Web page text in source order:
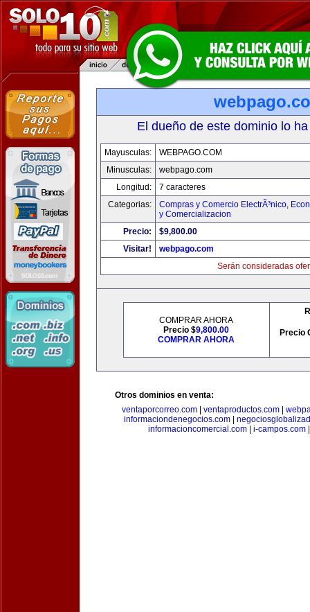
El dueño de este dominio lo
Mayusculas:
WEBPAGO.COM
Minusculas:
webpago.com
Longitud:
7 caracteres
Categorias:
Compras y Comercio ElectrÃ³nico,
y Comercializacion
Precio:
$9,800.00
Visitar!
webpago.com
Serán consideradas
COMPRAR AHORA
Precio $9,800.00
COMPRAR AHORA
Precio
Otros dominios en venta:
ventaporcorreo.com
ventaproductos.com
informaciondenegocios.com|
informacioncomercial.com| i-campos.com